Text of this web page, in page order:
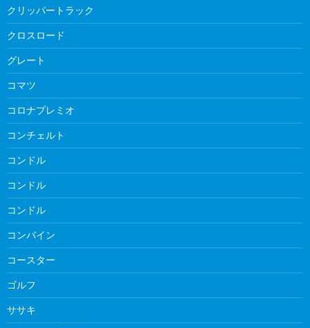
クリッパートラック
クロスロード
グレート
コマツ
コロナプレミオ
コンチェルト
コンドル
コンドル
コンドル
コンバイン
コースター
ゴルフ
ササキ